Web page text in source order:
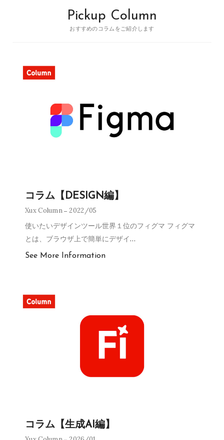
Pickup Column
おすすめのコラムをご紹介します
コラム【DESIGN編】
Xux Column 2022/05
使いたいデザインツール世界１位のフィグマ フィグマ
とは、ブラウザ上で簡単にデザイ…
See More Information
コラム【生成AI編】